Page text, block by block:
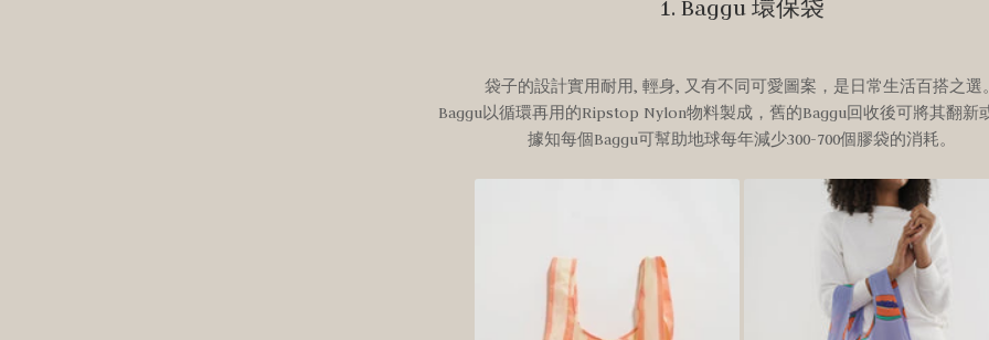
1. Baggu 環保袋
袋子的設計實用耐用, 輕身, 又有不同可愛圖案 ，是日常生活百搭之選
Baggu以循環再用的Ripstop Nylon物料製成，舊的Baggu回收後可將其翻新
據知每個Baggu可幫助地球每年減少300-700個膠袋的消耗。